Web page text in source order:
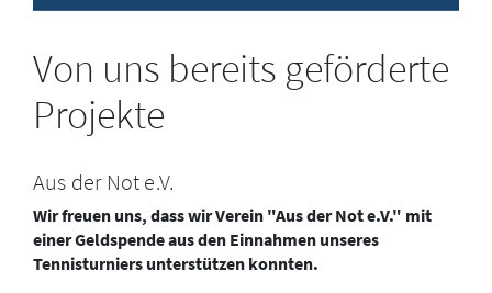
Von uns bereits geförderte
Projekte
Aus der Not e.V.
Wir freuen uns, dass wir Verein "Aus der Not e.V." mit
einer Geldspende aus den Einnahmen unseres
Tennisturniers unterstützen konnten.